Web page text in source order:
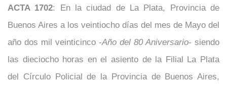
ACTA 1702: En la ciudad de La Plata, Provincia de
Buenos Aires a los veintiocho días del mes de Mayo del
año dos mil veinticinco -Año del 80 Aniversario- siendo
las dieciocho horas en el asiento de la Filial La Plata
del Círculo Policial de la Provincia de Buenos Aires,